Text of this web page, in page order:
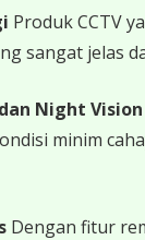
Produk CCTV
sangat jelas
Night Vision
minim
Dengan fitur